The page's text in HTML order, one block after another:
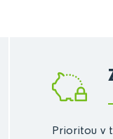
Prioritou v